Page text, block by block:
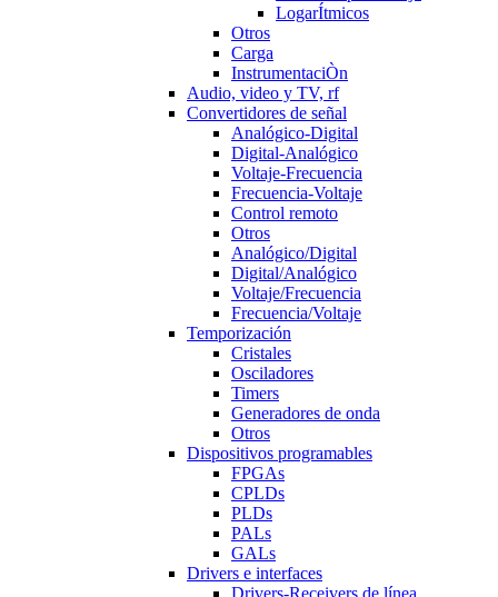
LogarÍtmicos
Otros
Carga
InstrumentaciÒn
Audio, video y TV, rf
Convertidores de señal
Analógico-Digital
Digital-Analógico
Voltaje-Frecuencia
Frecuencia-Voltaje
Control remoto
Otros
Analógico/Digital
Digital/Analógico
Voltaje/Frecuencia
Frecuencia/Voltaje
Temporización
Cristales
Osciladores
Timers
Generadores de onda
Otros
Dispositivos programables
FPGAs
CPLDs
PLDs
PALs
GALs
Drivers e interfaces
Drivers-Receivers de línea